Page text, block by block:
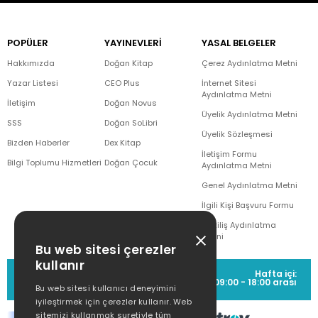
POPÜLER
Hakkımızda
Yazar Listesi
İletişim
SSS
Bizden Haberler
Bilgi Toplumu Hizmetleri
YAYINEVLERİ
Doğan Kitap
CEO Plus
Doğan Novus
Doğan SoLibri
Dex Kitap
Doğan Çocuk
YASAL BELGELER
Çerez Aydınlatma Metni
İnternet Sitesi
Aydınlatma Metni
Üyelik Aydınlatma Metni
Üyelik Sözleşmesi
İletişim Formu
Aydınlatma Metni
Genel Aydınlatma Metni
İlgili Kişi Başvuru Formu
Çekiliş Aydınlatma
Metni
MÜŞTERİ HİZMETLERİ
(0212) 373 77 00
Hafta içi:
09:00 - 18:00 arası
Bu web sitesi çerezler
kullanır
Bu web sitesi kullanıcı deneyimini
iyileştirmek için çerezler kullanır. Web
sitemizi kullanmak suretiyle tüm